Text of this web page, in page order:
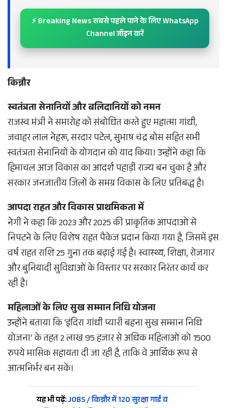
⚡ Breaking News सबसे पहले पाने के लिए WhatsApp
Channel जॉइन करें
किन्नौर
स्वतंत्रता सेनानियों और बलिदानियों को नमन
राजस्व मंत्री ने समारोह को संबोधित करते हुए महात्मा गांधी,
जवाहर लाल नेहरू, सरदार पटेल, सुभाष चंद्र बोस सहित सभी
स्वतंत्रता सेनानियों के योगदान को याद किया। उन्होंने कहा कि
हिमाचल आज विकास का आदर्श पहाड़ी राज्य बन चुका है और
सरकार जनजातीय जिलों के समग्र विकास के लिए प्रतिबद्ध है।
आपदा राहत और विकास प्राथमिकता में
नेगी ने कहा कि 2023 और 2025 की प्राकृतिक आपदाओं से
निपटने के लिए विशेष राहत पैकेज प्रदान किया गया है, जिसमें इस
वर्ष राहत राशि 25 गुना तक बढ़ाई गई है। स्वास्थ्य, शिक्षा, रोजगार
और बुनियादी सुविधाओं के विस्तार पर सरकार निरंतर कार्य कर
रही है।
महिलाओं के लिए सुख सम्मान निधि योजना
उन्होंने बताया कि ‘इंदिरा गांधी प्यारी बहना सुख सम्मान निधि
योजना’ के तहत 2 लाख 95 हजार से अधिक महिलाओं को 1500
रुपये मासिक सहायता दी जा रही है, ताकि वे आर्थिक रूप से
आत्मनिर्भर बन सकें।
यह भी पढ़ें:JOBS / किन्नौर में 120 सुरक्षा गार्ड व